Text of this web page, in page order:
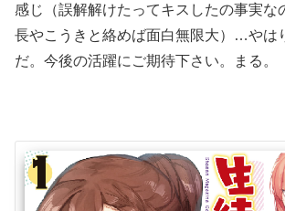
感じ（誤解解けたってキスしたの事実な
長やこうきと絡めば面白無限大）…やは
だ。今後の活躍にご期待下さい。まる。